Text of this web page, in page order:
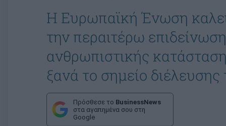
Η Ευρωπαϊκή Ένωση
την περαιτέρω
ανθρωπιστικής
ξανά το σημείο
Πρόσθεσε το BusinessNews
στα αγαπημένα σου στη
Google